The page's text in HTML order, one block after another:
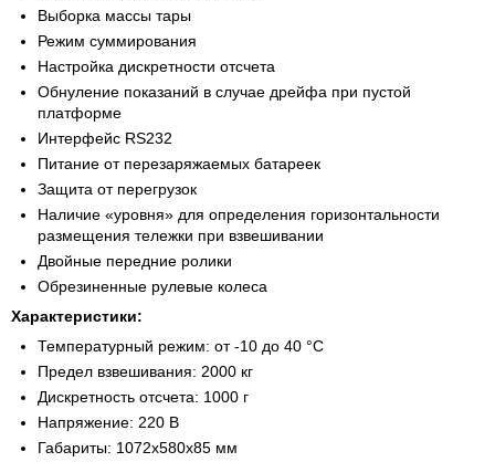
Выборка массы тары
Режим суммирования
Настройка дискретности отсчета
Обнуление показаний в случае дрейфа при пустой
платформе
Интерфейс RS232
Питание от перезаряжаемых батареек
Защита от перегрузок
Наличие «уровня» для определения горизонтальности
размещения тележки при взвешивании
Двойные передние ролики
Обрезиненные рулевые колеса
Характеристики:
Температурный режим: от -10 до 40 °С
Предел взвешивания: 2000 кг
Дискретность отсчета: 1000 г
Напряжение: 220 В
Габариты: 1072х580х85 мм